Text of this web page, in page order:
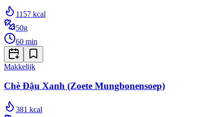
1157 kcal
50g
60 min
Makkelijk
Chè Đậu Xanh (Zoete Mungbonensoep)
381 kcal